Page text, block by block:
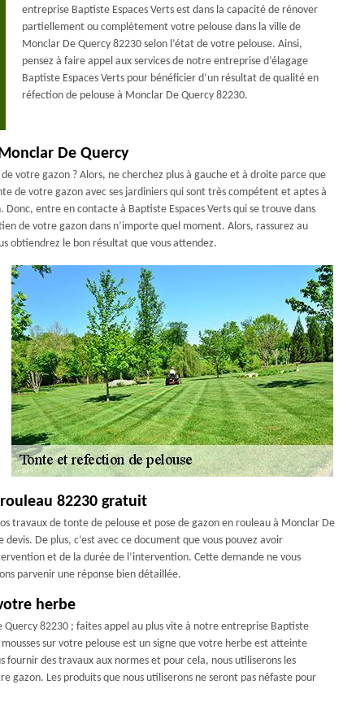
entreprise Baptiste Espaces Verts est dans la capacité de rénover
partiellement ou complètement votre pelouse dans la ville de
Monclar De Quercy 82230 selon l’état de votre pelouse. Ainsi,
pensez à faire appel aux services de notre entreprise d’élagage
Baptiste Espaces Verts pour bénéficier d’un résultat de qualité en
réfection de pelouse à Monclar De Quercy 82230.
De Quercy
votre gazon ? Alors, ne cherchez plus à gauche et à droite parce que
de votre gazon avec ses jardiniers qui sont très compétent et aptes à
entre en contacte à Baptiste Espaces Verts qui se trouve dans
de votre gazon dans n’importe quel moment. Alors, rassurez au
obtiendrez le bon résultat que vous attendez.
82230 gratuit
travaux de tonte de pelouse et pose de gazon en rouleau à Monclar De
De plus, c’est avec ce document que vous pouvez avoir
et de la durée de l’intervention. Cette demande ne vous
parvenir une réponse bien détaillée.
herbe
82230 ; faites appel au plus vite à notre entreprise Baptiste
sur votre pelouse est un signe que votre herbe est atteinte
fournir des travaux aux normes et pour cela, nous utiliserons les
gazon. Les produits que nous utiliserons ne seront pas néfaste pour